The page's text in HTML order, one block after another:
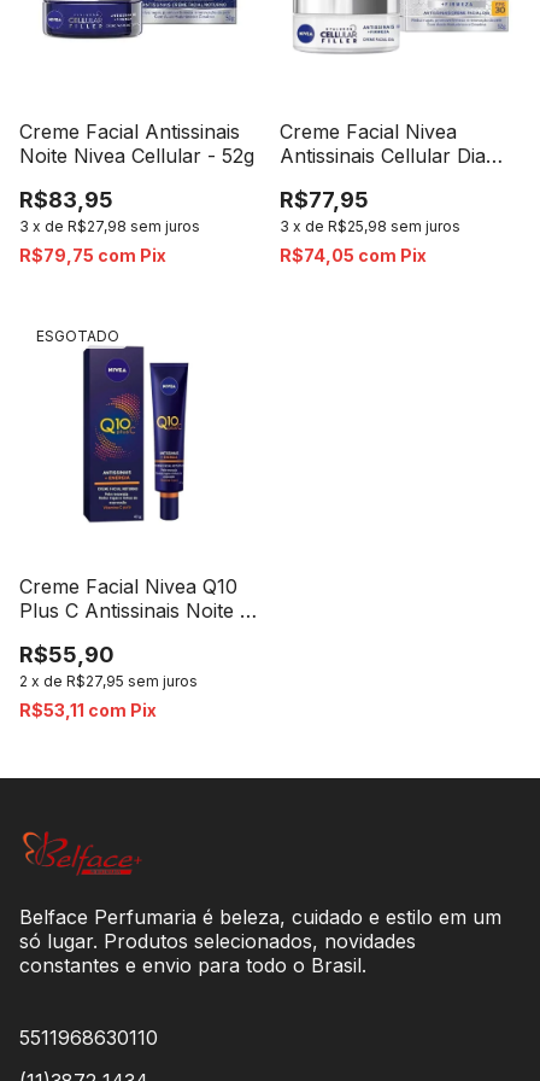
Creme Facial Antissinais
Noite Nivea Cellular - 52g
R$83,95
3 x de R$27,98 sem juros
R$79,75 com Pix
Creme Facial Nivea
Antissinais Cellular Dia
R$77,95
3 x de R$25,98 sem juros
R$74,05 com Pix
ESGOTADO
Creme Facial Nivea Q10
Plus C Antissinais Noite -
R$55,90
2 x de R$27,95 sem juros
R$53,11 com Pix
Belface Perfumaria é beleza, cuidado e estilo em um
só lugar. Produtos selecionados, novidades
constantes e envio para todo o Brasil.
5511968630110